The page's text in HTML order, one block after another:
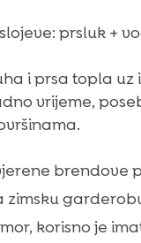
prsluk +
i prsa topla uz
vrijeme,
brendove
zimsku
korisno je